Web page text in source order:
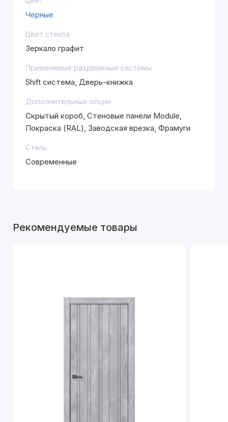
Черные
Цвет стекла
Зеркало графит
Применимые раздвижные системы
Shift система, Дверь-книжка
Дополнительные опции
Скрытый короб, Стеновые панели Module,
Покраска (RAL), Заводская врезка, Фрамуги
Стиль
Современные
Рекомендуемые товары